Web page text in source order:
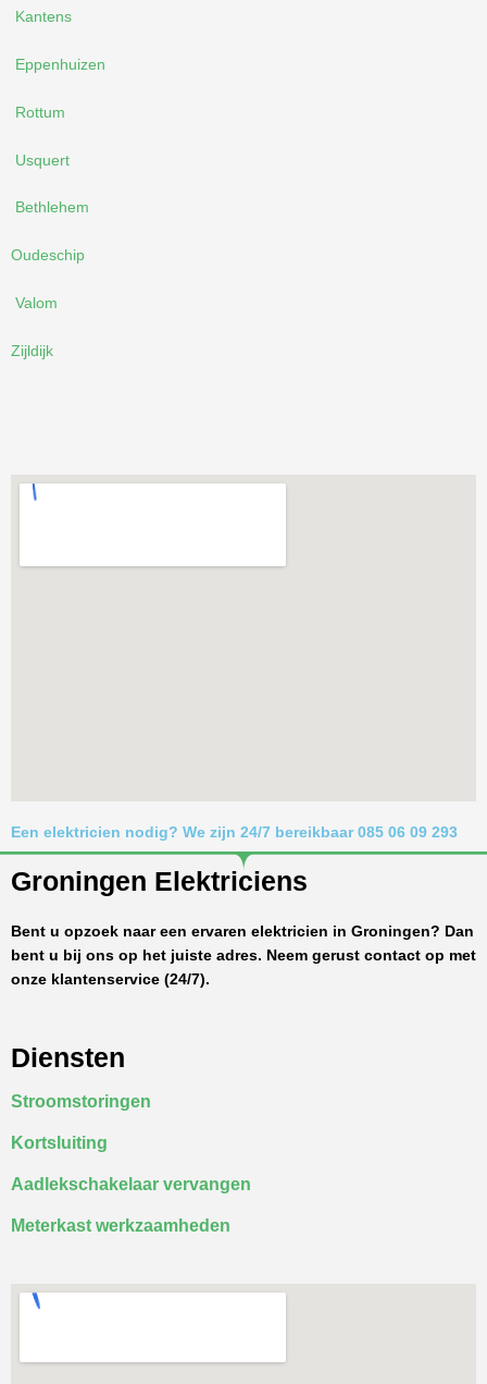
Kantens
Eppenhuizen
Rottum
Usquert
Bethlehem
Oudeschip
Valom
Zijldijk
Een elektricien nodig? We zijn 24/7 bereikbaar 085 06 09 293
Groningen Elektriciens
Bent u opzoek naar een ervaren elektricien in Groningen? Dan
bent u bij ons op het juiste adres. Neem gerust contact op met
onze klantenservice (24/7).
Diensten
Stroomstoringen
Kortsluiting
Aadlekschakelaar vervangen
Meterkast werkzaamheden